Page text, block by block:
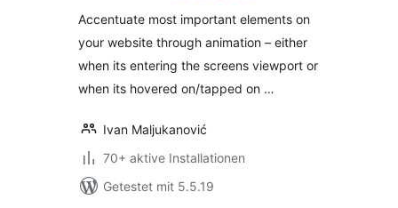
Accentuate most important elements on
your website through animation – either
when its entering the screens viewport or
when its hovered on/tapped on …
Ivan Maljukanović
70+ aktive Installationen
Getestet mit 5.5.19